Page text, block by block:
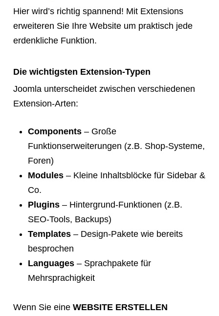
Hier wird’s richtig spannend! Mit Extensions
erweiteren Sie Ihre Website um praktisch jede
erdenkliche Funktion.
Die wichtigsten Extension-Typen
Joomla unterscheidet zwischen verschiedenen
Extension-Arten:
Components– Große
Funktionserweiterungen (z.B. Shop-Systeme,
Foren)
Modules– Kleine Inhaltsblöcke für Sidebar &
Co.
Plugins– Hintergrund-Funktionen (z.B.
SEO-Tools, Backups)
Templates– Design-Pakete wie bereits
besprochen
Languages– Sprachpakete für
Mehrsprachigkeit
Wenn Sie eine WEBSITE ERSTELLEN